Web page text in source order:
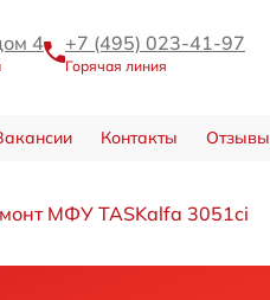
4 +7 (495) 023-41-97
Горячая линия
Контакты Отзывы
МФУ TASKalfa 3051ci